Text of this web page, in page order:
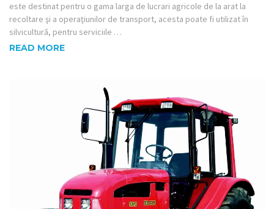
este destinat pentru o gama larga de lucrari agricole de la arat la
recoltare şi a operaţiunilor de transport, acesta poate fi utilizat în
silvicultură, pentru serviciile …
READ MORE